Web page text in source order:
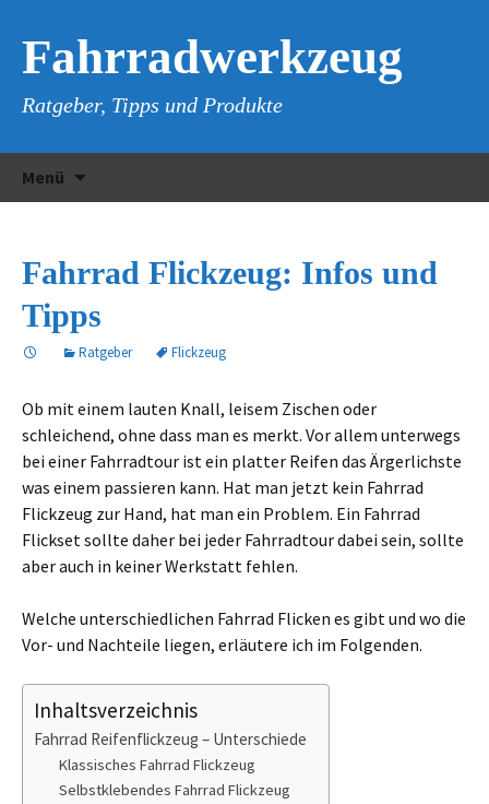
Fahrradwerkzeug
Ratgeber, Tipps und Produkte
Menü
Fahrrad Flickzeug: Infos und
Tipps
Ratgeber Flickzeug
Ob mit einem lauten Knall, leisem Zischen oder
schleichend, ohne dass man es merkt. Vor allem unterwegs
bei einer Fahrradtour ist ein platter Reifen das Ärgerlichste
was einem passieren kann. Hat man jetzt kein Fahrrad
Flickzeug zur Hand, hat man ein Problem. Ein Fahrrad
Flickset sollte daher bei jeder Fahrradtour dabei sein, sollte
aber auch in keiner Werkstatt fehlen.
Welche unterschiedlichen Fahrrad Flicken es gibt und wo die
Vor- und Nachteile liegen, erläutere ich im Folgenden.
Inhaltsverzeichnis
Fahrrad Reifenflickzeug – Unterschiede
Klassisches Fahrrad Flickzeug
Selbstklebendes Fahrrad Flickzeug